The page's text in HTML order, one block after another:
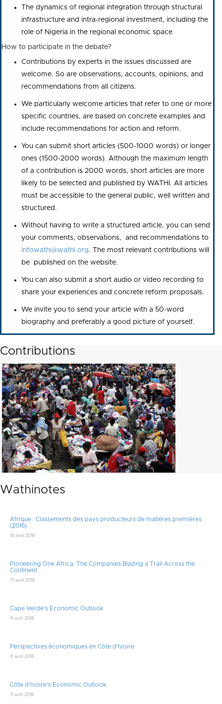
The dynamics of regional integration through structural
infrastructure and intra-regional investment, including the
role of Nigeria in the regional economic space
How to participate in the debate?
Contributions by experts in the issues discussed are
welcome. So are observations, accounts, opinions, and
recommendations from all citizens.
We particularly welcome articles that refer to one or more
specific countries, are based on concrete examples and
include recommendations for action and reform.
You can submit short articles (500-1000 words) or longer
ones (1500-2000 words). Although the maximum length
of a contribution is 2000 words, short articles are more
likely to be selected and published by WATHI. All articles
must be accessible to the general public, well written and
structured.
Without having to write a structured article, you can send
your comments, observations, and recommendations to
infowathi@wathi.org. The most relevant contributions will
be published on the website.
You can also submit a short audio or video recording to
share your experiences and concrete reform proposals.
We invite you to send your article with a 50-word
biography and preferably a good picture of yourself.
Contributions
Wathinotes
Afrique : Classements des pays producteurs de matières premières
(2016)
18 avril 2018
Pioneering One Africa: The Companies Blazing a Trail Across the
Continent
17 avril 2018
Cape Verde’s Economic Outlook
11 avril 2018
Perspectives économiques en Côte d’Ivoire
11 avril 2018
Côte d’Ivoire’s Economic Outlook
11 avril 2018